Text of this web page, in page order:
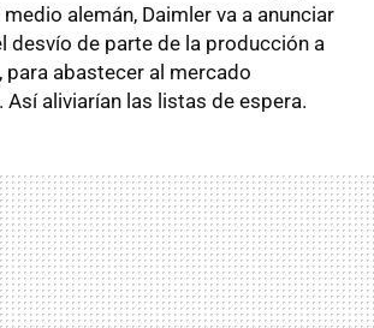
medio alemán, Daimler va a anunciar
desvío de parte de la producción a
, para abastecer al mercado
Así aliviarían las listas de espera.